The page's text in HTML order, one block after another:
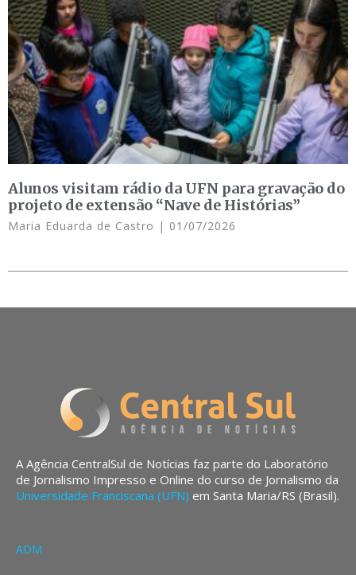
Alunos visitam rádio da UFN para gravação do
projeto de extensão “Nave de Histórias”
Maria Eduarda de Castro 01/07/2026
A Agência CentralSul de Notícias faz parte do Laboratório
de Jornalismo Impresso e Online do curso de Jornalismo da
Universidade Franciscana (UFN) em Santa Maria/RS (Brasil).
ADM